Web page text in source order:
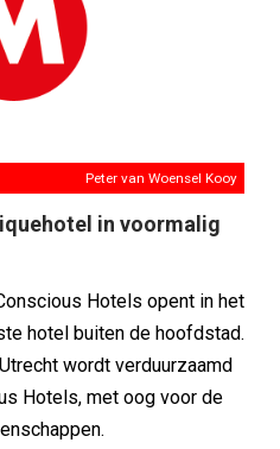
Peter van Woensel Kooy
in voormalig
Hotels opent in het
hotel buiten de hoofdstad.
wordt verduurzaamd
Hotels, met oog voor de